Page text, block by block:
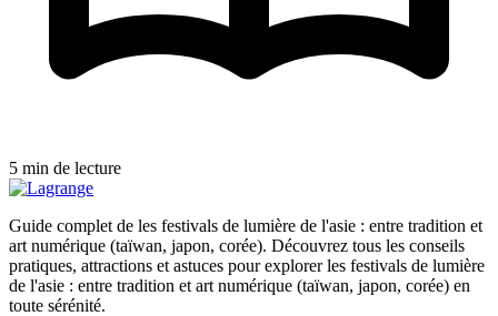
5 min de lecture
Guide complet de les festivals de lumière de l'asie : entre tradition et
art numérique (taïwan, japon, corée). Découvrez tous les conseils
pratiques, attractions et astuces pour explorer les festivals de lumière
de l'asie : entre tradition et art numérique (taïwan, japon, corée) en
toute sérénité.